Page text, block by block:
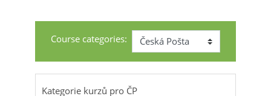
Course categories:
Kategorie kurzů pro ČP